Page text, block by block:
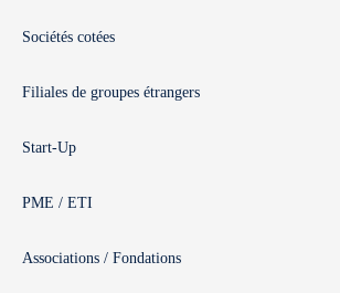
Sociétés cotées
Filiales de groupes étrangers
Start-Up
PME / ETI
Associations / Fondations